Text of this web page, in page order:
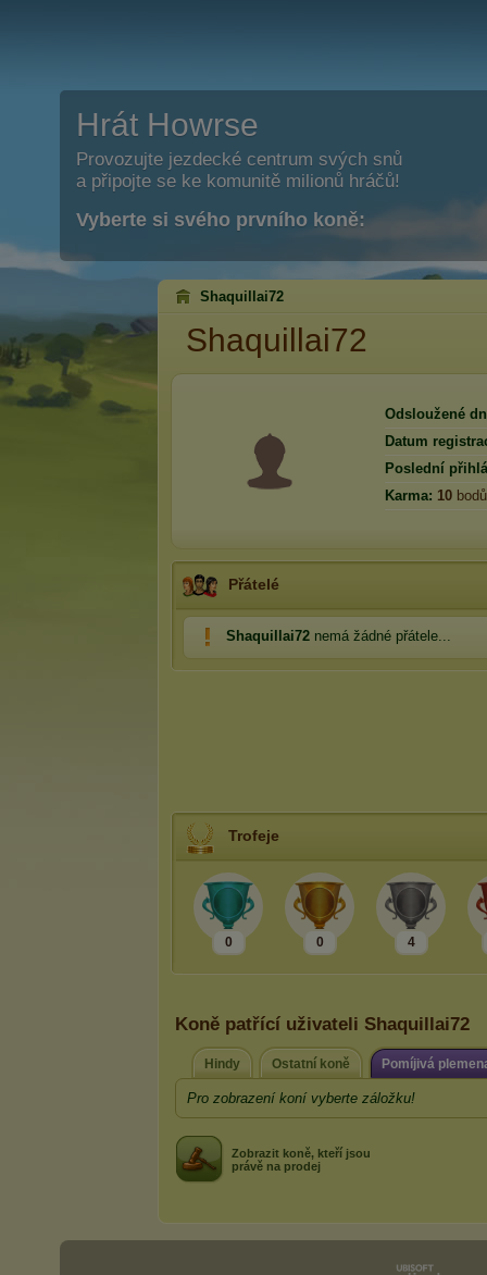
Hrát Howrse
Provozujte jezdecké centrum svých snů
a připojte se ke komunitě milionů hráčů!
Vyberte si svého prvního koně:
Shaquillai72
Shaquillai72
Odsloužené
Datum
Poslední
Karma: 10 bodů
Přátelé
Shaquillai72 nemá žádné přátele...
Trofeje
0 0 4
Koně patřící uživateli Shaquillai72
Hindy Ostatní koně Pomíjivá
Pro zobrazení koní vyberte záložku!
Zobrazit koně, kteří jsou
právě na prodej